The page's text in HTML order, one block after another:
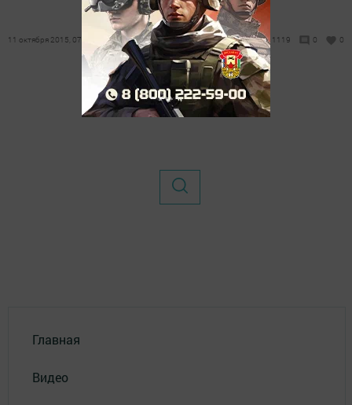
11 октября 2015, 07:00 1119 0 0
Главная
Видео